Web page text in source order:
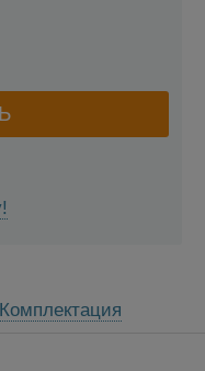
Комплектация